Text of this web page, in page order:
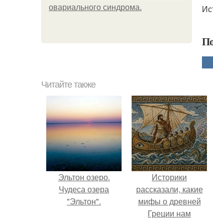
овариального синдрома.
Читайте также
Эльтон озеро.
Чудеса озера
"Эльтон".
Историки
рассказали, какие
мифы о древней
Греции нам